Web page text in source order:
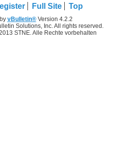
Full Site Top
vBulletin®Version 4.2.2
Solutions, Inc. All rights reserved.
STNE. Alle Rechte vorbehalten